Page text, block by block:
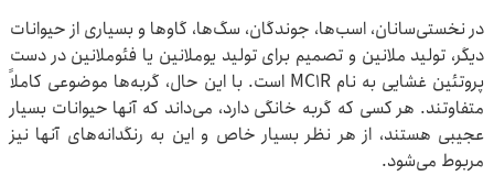
در نخستی‌سانان، اسب‌ها، جوندگان، سگ‌ها، گاوها و بسیاری از حیوانات
دیگر، تولید ملانین و تصمیم برای تولید یوملانین یا فئوملانین در دست
پروتئین غشایی به نام MC1R است. با این حال، گربه‌ها موضوعی کاملاً
متفاوتند. هر کسی که گربه‌ خانگی دارد، می‌داند که آنها حیوانات بسیار
عجیبی هستند، از هر نظر بسیار خاص و این به رنگدانه‌های آنها نیز
مربوط می‌شود.